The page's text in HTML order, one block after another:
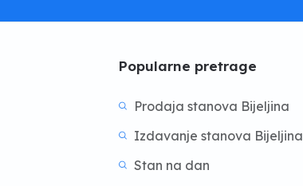
Popularne pretrage
Prodaja stanova Bijeljina
Izdavanje stanova Bijeljina
Stan na dan